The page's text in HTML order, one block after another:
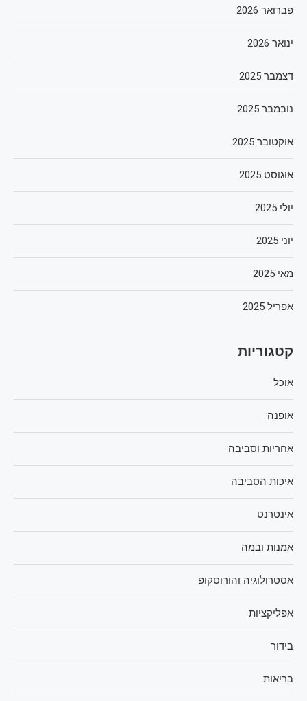
פברואר 2026
ינואר 2026
דצמבר 2025
נובמבר 2025
אוקטובר 2025
אוגוסט 2025
יולי 2025
יוני 2025
מאי 2025
אפריל 2025
קטגוריות
אוכל
אופנה
אחריות וסביבה
איכות הסביבה
אינטרנט
אמנות ובמה
אסטרולוגיה והורוסקופ
אפליקציות
בידור
בריאות